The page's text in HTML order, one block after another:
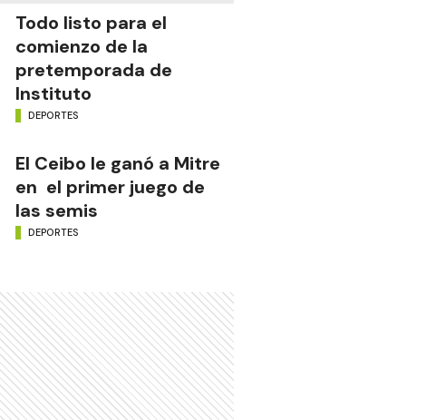
Todo listo para el
comienzo de la
pretemporada de
Instituto
DEPORTES
El Ceibo le ganó a Mitre
en el primer juego de
las semis
DEPORTES